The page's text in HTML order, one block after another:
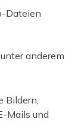
Dateien
anderem
Mails und